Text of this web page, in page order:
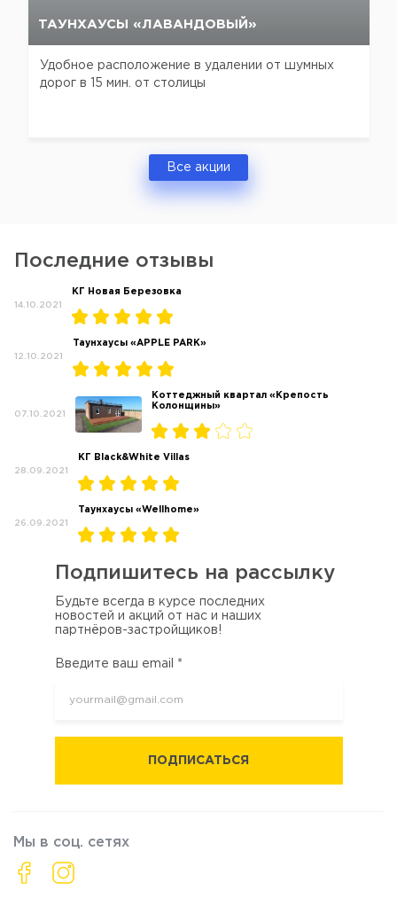
ТАУНХАУСЫ «ЛАВАНДОВЫЙ»
Удобное расположение в удалении от шумных
дорог в 15 мин. от столицы
Все акции
Последние отзывы
14.10.2021
КГ Новая Березовка
12.10.2021
Таунхаусы «APPLE PARK»
07.10.2021
Коттеджный квартал «Крепость
Колонщины»
28.09.2021
КГ Black&White Villas
26.09.2021
Таунхаусы «Wellhome»
Подпишитесь на рассылку
Будьте всегда в курсе последних
новостей и акций от нас и наших
партнёров-застройщиков!
Введите ваш email *
ПОДПИСАТЬСЯ
Мы в соц. сетях